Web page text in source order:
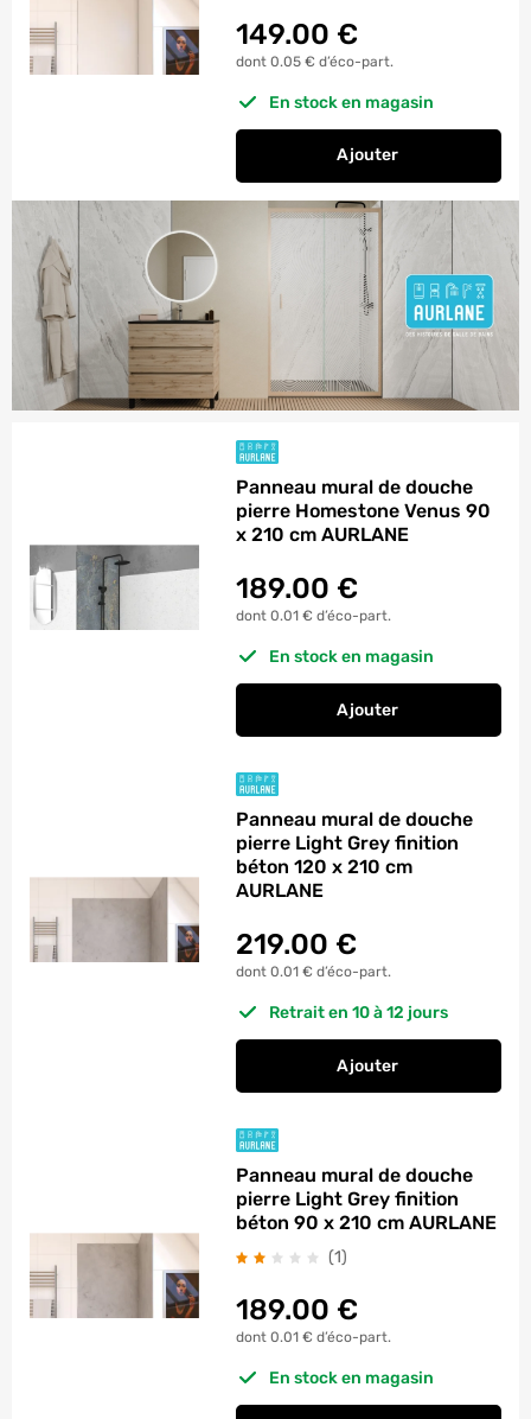
149.00 €
dont 0.05 € d’éco-part.
En stock en magasin
Ajouter
Panneau mural de douche
pierre Homestone Venus 90
x 210 cm AURLANE
189.00 €
dont 0.01 € d’éco-part.
En stock en magasin
Ajouter
Panneau mural de
Panneau mural de douche
pierre Light Grey finition
béton 120 x 210 cm
AURLANE
219.00 €
dont 0.01 € d’éco-part.
Retrait en 10 à 12 jours
Ajouter
Panneau mural de
Panneau mural de douche
pierre Light Grey finition
béton 90 x 210 cm AURLANE
(1)
189.00 €
dont 0.01 € d’éco-part.
En stock en magasin